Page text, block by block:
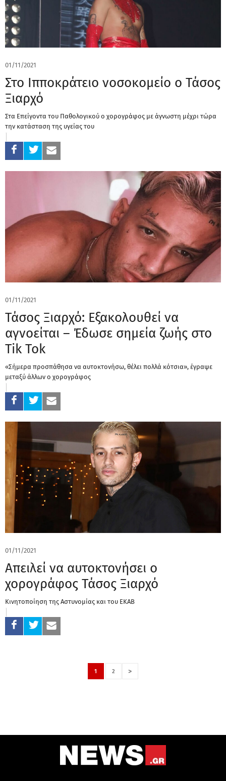
01/11/2021
Στο Ιπποκράτειο νοσοκομείο ο Τάσος
Ξιαρχό
Στα Επείγοντα του Παθολογικού ο χορογράφος με άγνωστη μέχρι τώρα
την κατάσταση της υγείας του
01/11/2021
Τάσος Ξιαρχό: Εξακολουθεί να
αγνοείται – Έδωσε σημεία ζωής στο
Tik Tok
«Σήμερα προσπάθησα να αυτοκτονήσω, θέλει πολλά κότσια», έγραψε
μεταξύ άλλων ο χορογράφος
01/11/2021
Απειλεί να αυτοκτονήσει ο
χορογράφος Τάσος Ξιαρχό
Κινητοποίηση της Αστυνομίας και του ΕΚΑΒ
1 2 >